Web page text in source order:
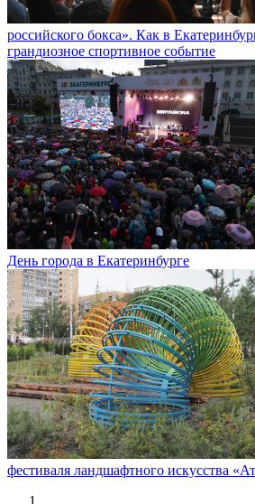
российского бокса». Как в
грандиозное спортивное событие
День города в Екатеринбурге
фестиваля ландшафтного искусства